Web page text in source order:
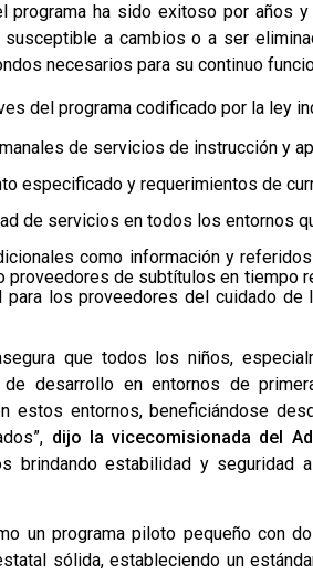
programa ha sido exitoso por años
a cambios o a ser
necesarios para su continuo
del programa codificado por la ley
de servicios de instrucción y
especificado y requerimientos de
de servicios en todos los entornos
como información y
proveedores de subtítulos en tiempo
para los proveedores del cuidado
que todos los niños,
de desarrollo en entornos de
estos entornos, beneficiándose
dijo la vicecomisionada del
brindando estabilidad y
un programa piloto pequeño con
sólida, estableciendo un